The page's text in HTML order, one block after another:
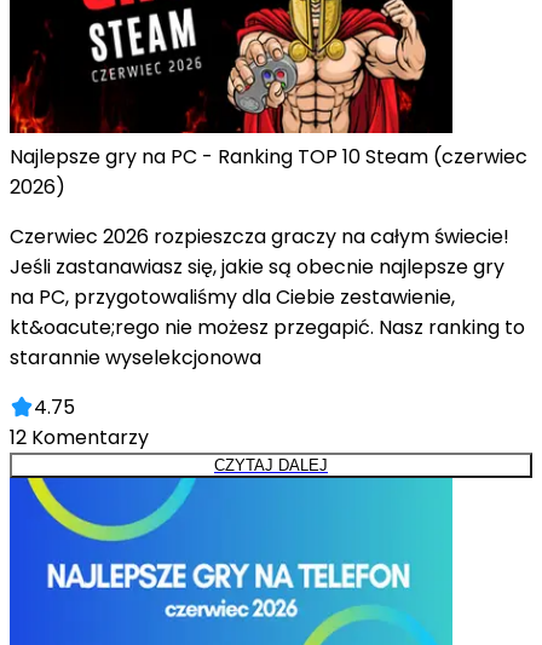
Najlepsze gry na PC - Ranking TOP 10 Steam (czerwiec
2026)
Czerwiec 2026 rozpieszcza graczy na całym świecie!
Jeśli zastanawiasz się, jakie są obecnie najlepsze gry
na PC, przygotowaliśmy dla Ciebie zestawienie,
kt&oacute;rego nie możesz przegapić. Nasz ranking to
starannie wyselekcjonowa
4.75
12 Komentarzy
CZYTAJ DALEJ